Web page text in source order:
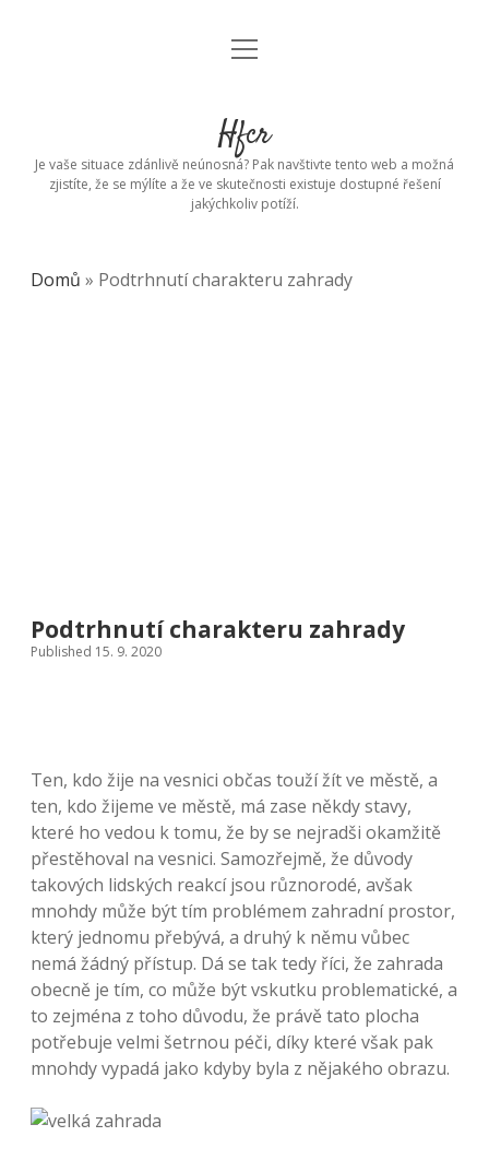
open
Hfcr
Je vaše situace zdánlivě neúnosná? Pak navštivte tento web a možná
zjistíte, že se mýlíte a že ve skutečnosti existuje dostupné řešení
jakýchkoliv potíží.
Domů » Podtrhnutí charakteru zahrady
Podtrhnutí charakteru zahrady
Published 15. 9. 2020
Ten, kdo žije na vesnici občas touží žít ve městě, a
ten, kdo žijeme ve městě, má zase někdy stavy,
které ho vedou k tomu, že by se nejradši okamžitě
přestěhoval na vesnici. Samozřejmě, že důvody
takových lidských reakcí jsou různorodé, avšak
mnohdy může být tím problémem zahradní prostor,
který jednomu přebývá, a druhý k němu vůbec
nemá žádný přístup. Dá se tak tedy říci, že zahrada
obecně je tím, co může být vskutku problematické, a
to zejména z toho důvodu, že právě tato plocha
potřebuje velmi šetrnou péči, díky které však pak
mnohdy vypadá jako kdyby byla z nějakého obrazu.